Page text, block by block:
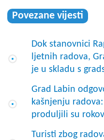
Povezane vijesti
Dok stanovnici
ljetnih radova,
je u skladu s
Grad Labin
kašnjenju
produljili su
Turisti zbog